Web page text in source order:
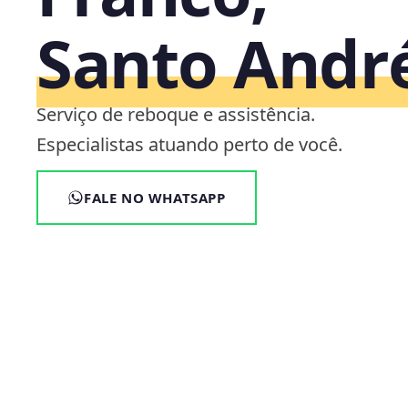
Santo
Serviço de reboque e assistência.
Especialistas atuando perto de você.
FALE NO WHATSAPP